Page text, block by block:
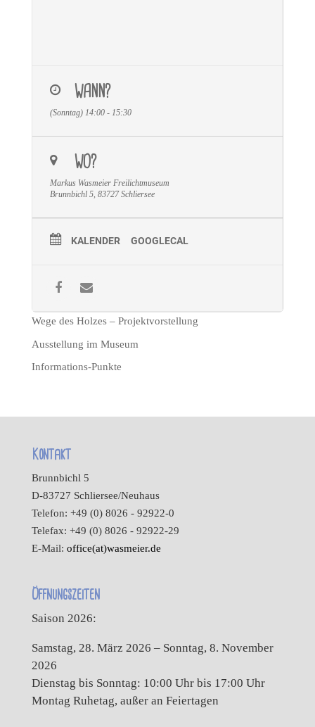
WANN?
(Sonntag) 14:00 - 15:30
WO?
Markus Wasmeier Freilichtmuseum
Brunnbichl 5, 83727 Schliersee
KALENDER GOOGLECAL
Wege des Holzes – Projektvorstellung
Ausstellung im Museum
Informations-Punkte
Kontakt
Brunnbichl 5
D-83727 Schliersee/Neuhaus
Telefon: +49 (0) 8026 - 92922-0
Telefax: +49 (0) 8026 - 92922-29
E-Mail: office(at)wasmeier.de
Öffnungszeiten
Saison 2026:
Samstag, 28. März 2026 – Sonntag, 8. November
2026
Dienstag bis Sonntag: 10:00 Uhr bis 17:00 Uhr
Montag Ruhetag, außer an Feiertagen